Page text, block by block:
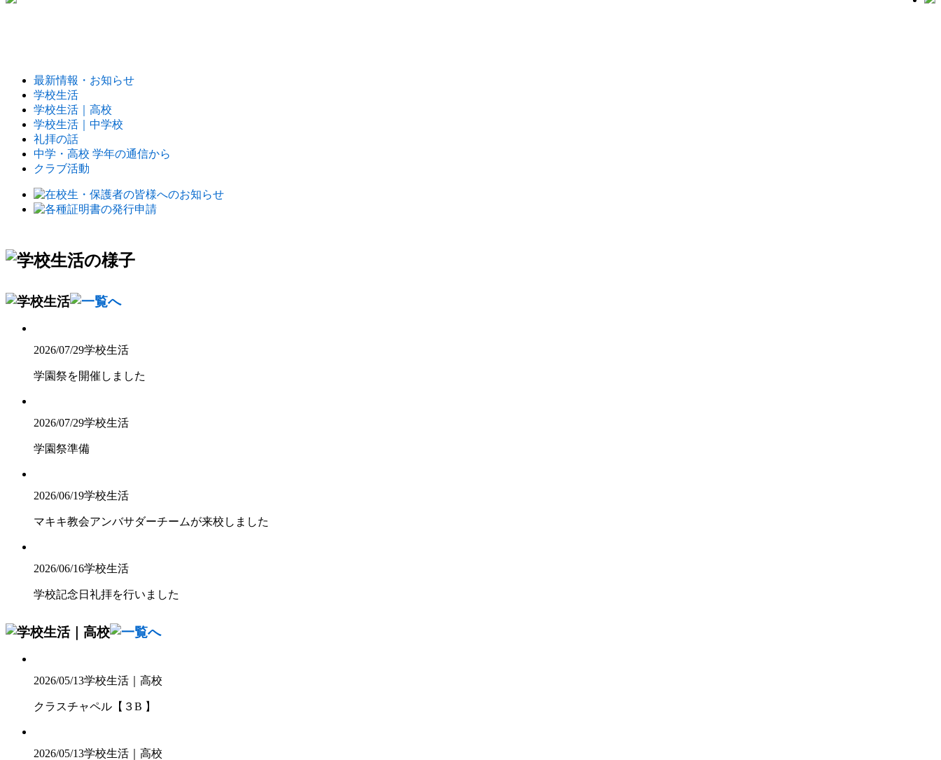
最新情報・お知らせ
学校生活
学校生活｜高校
学校生活｜中学校
礼拝の話
中学・高校 学年の通信から
クラブ活動
2026/07/29学校生活
学園祭を開催しました
2026/07/29学校生活
学園祭準備
2026/06/19学校生活
マキキ教会アンバサダーチームが来校しました
2026/06/16学校生活
学校記念日礼拝を行いました
2026/05/13学校生活｜高校
クラスチャペル【３B 】
2026/05/13学校生活｜高校